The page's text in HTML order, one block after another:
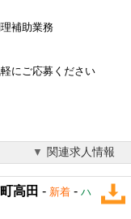
補助業務
にご応募ください
関連求人情報
高田 - 新着 - ハ